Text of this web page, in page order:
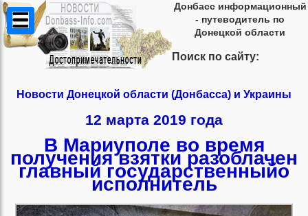
Донбасс информационный
- путеводитель по
Донецкой области
Поиск по сайту:
Новости Донецкой области (Донбасса) и Украины
12 марта 2019 года
В Мариуполе во время
получения взятки разоблачен
главный государственныйо
исполнитель